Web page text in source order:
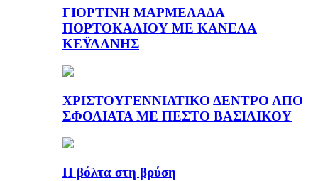
ΓΙΟΡΤΙΝΗ ΜΑΡΜΕΛΑΔΑ
ΠΟΡΤΟΚΑΛΙΟΥ ΜΕ ΚΑΝΕΛΑ
ΚΕΫΛΑΝΗΣ
ΧΡΙΣΤΟΥΓΕΝΝΙΑΤΙΚΟ ΔΕΝΤΡΟ ΑΠΟ
ΣΦΟΛΙΑΤΑ ΜΕ ΠΕΣΤΟ ΒΑΣΙΛΙΚΟΥ
Η βόλτα στη βρύση